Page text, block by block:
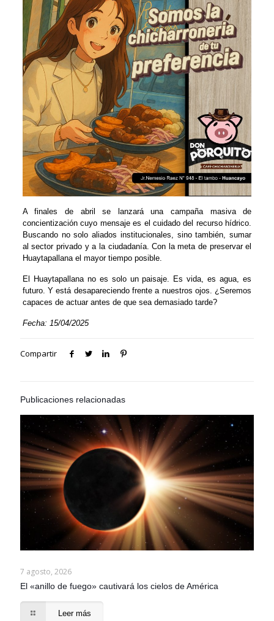
A finales de abril se lanzará una campaña masiva de
concientización cuyo mensaje es el cuidado del recurso hídrico.
Buscando no solo aliados institucionales, sino también, sumar
al sector privado y a la ciudadanía. Con la meta de preservar el
Huaytapallana el mayor tiempo posible.
El Huaytapallana no es solo un paisaje. Es vida, es agua, es
futuro. Y está desapareciendo frente a nuestros ojos. ¿Seremos
capaces de actuar antes de que sea demasiado tarde?
Fecha: 15/04/2025
Compartir
Publicaciones relacionadas
7 agosto, 2026
El «anillo de fuego» cautivará los cielos de América
Leer más